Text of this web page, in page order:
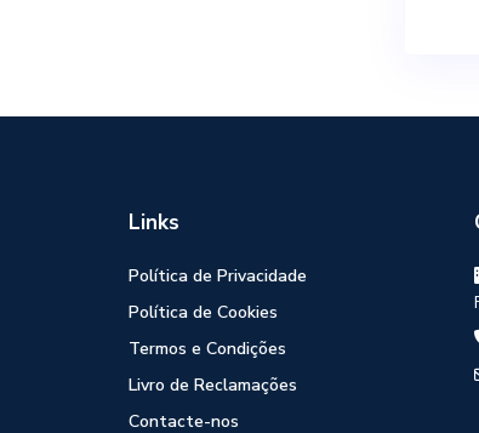
Links
Política de Privacidade
Política de Cookies
Termos e Condições
Livro de Reclamações
Contacte-nos